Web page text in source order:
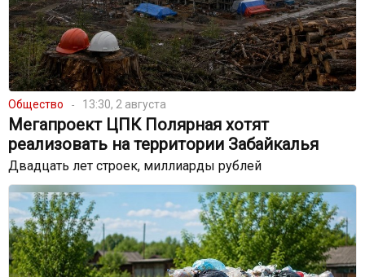
Общество 13:30, 2 августа
Мегапроект ЦПК Полярная хотят
реализовать на территории Забайкалья
Двадцать лет строек, миллиарды рублей